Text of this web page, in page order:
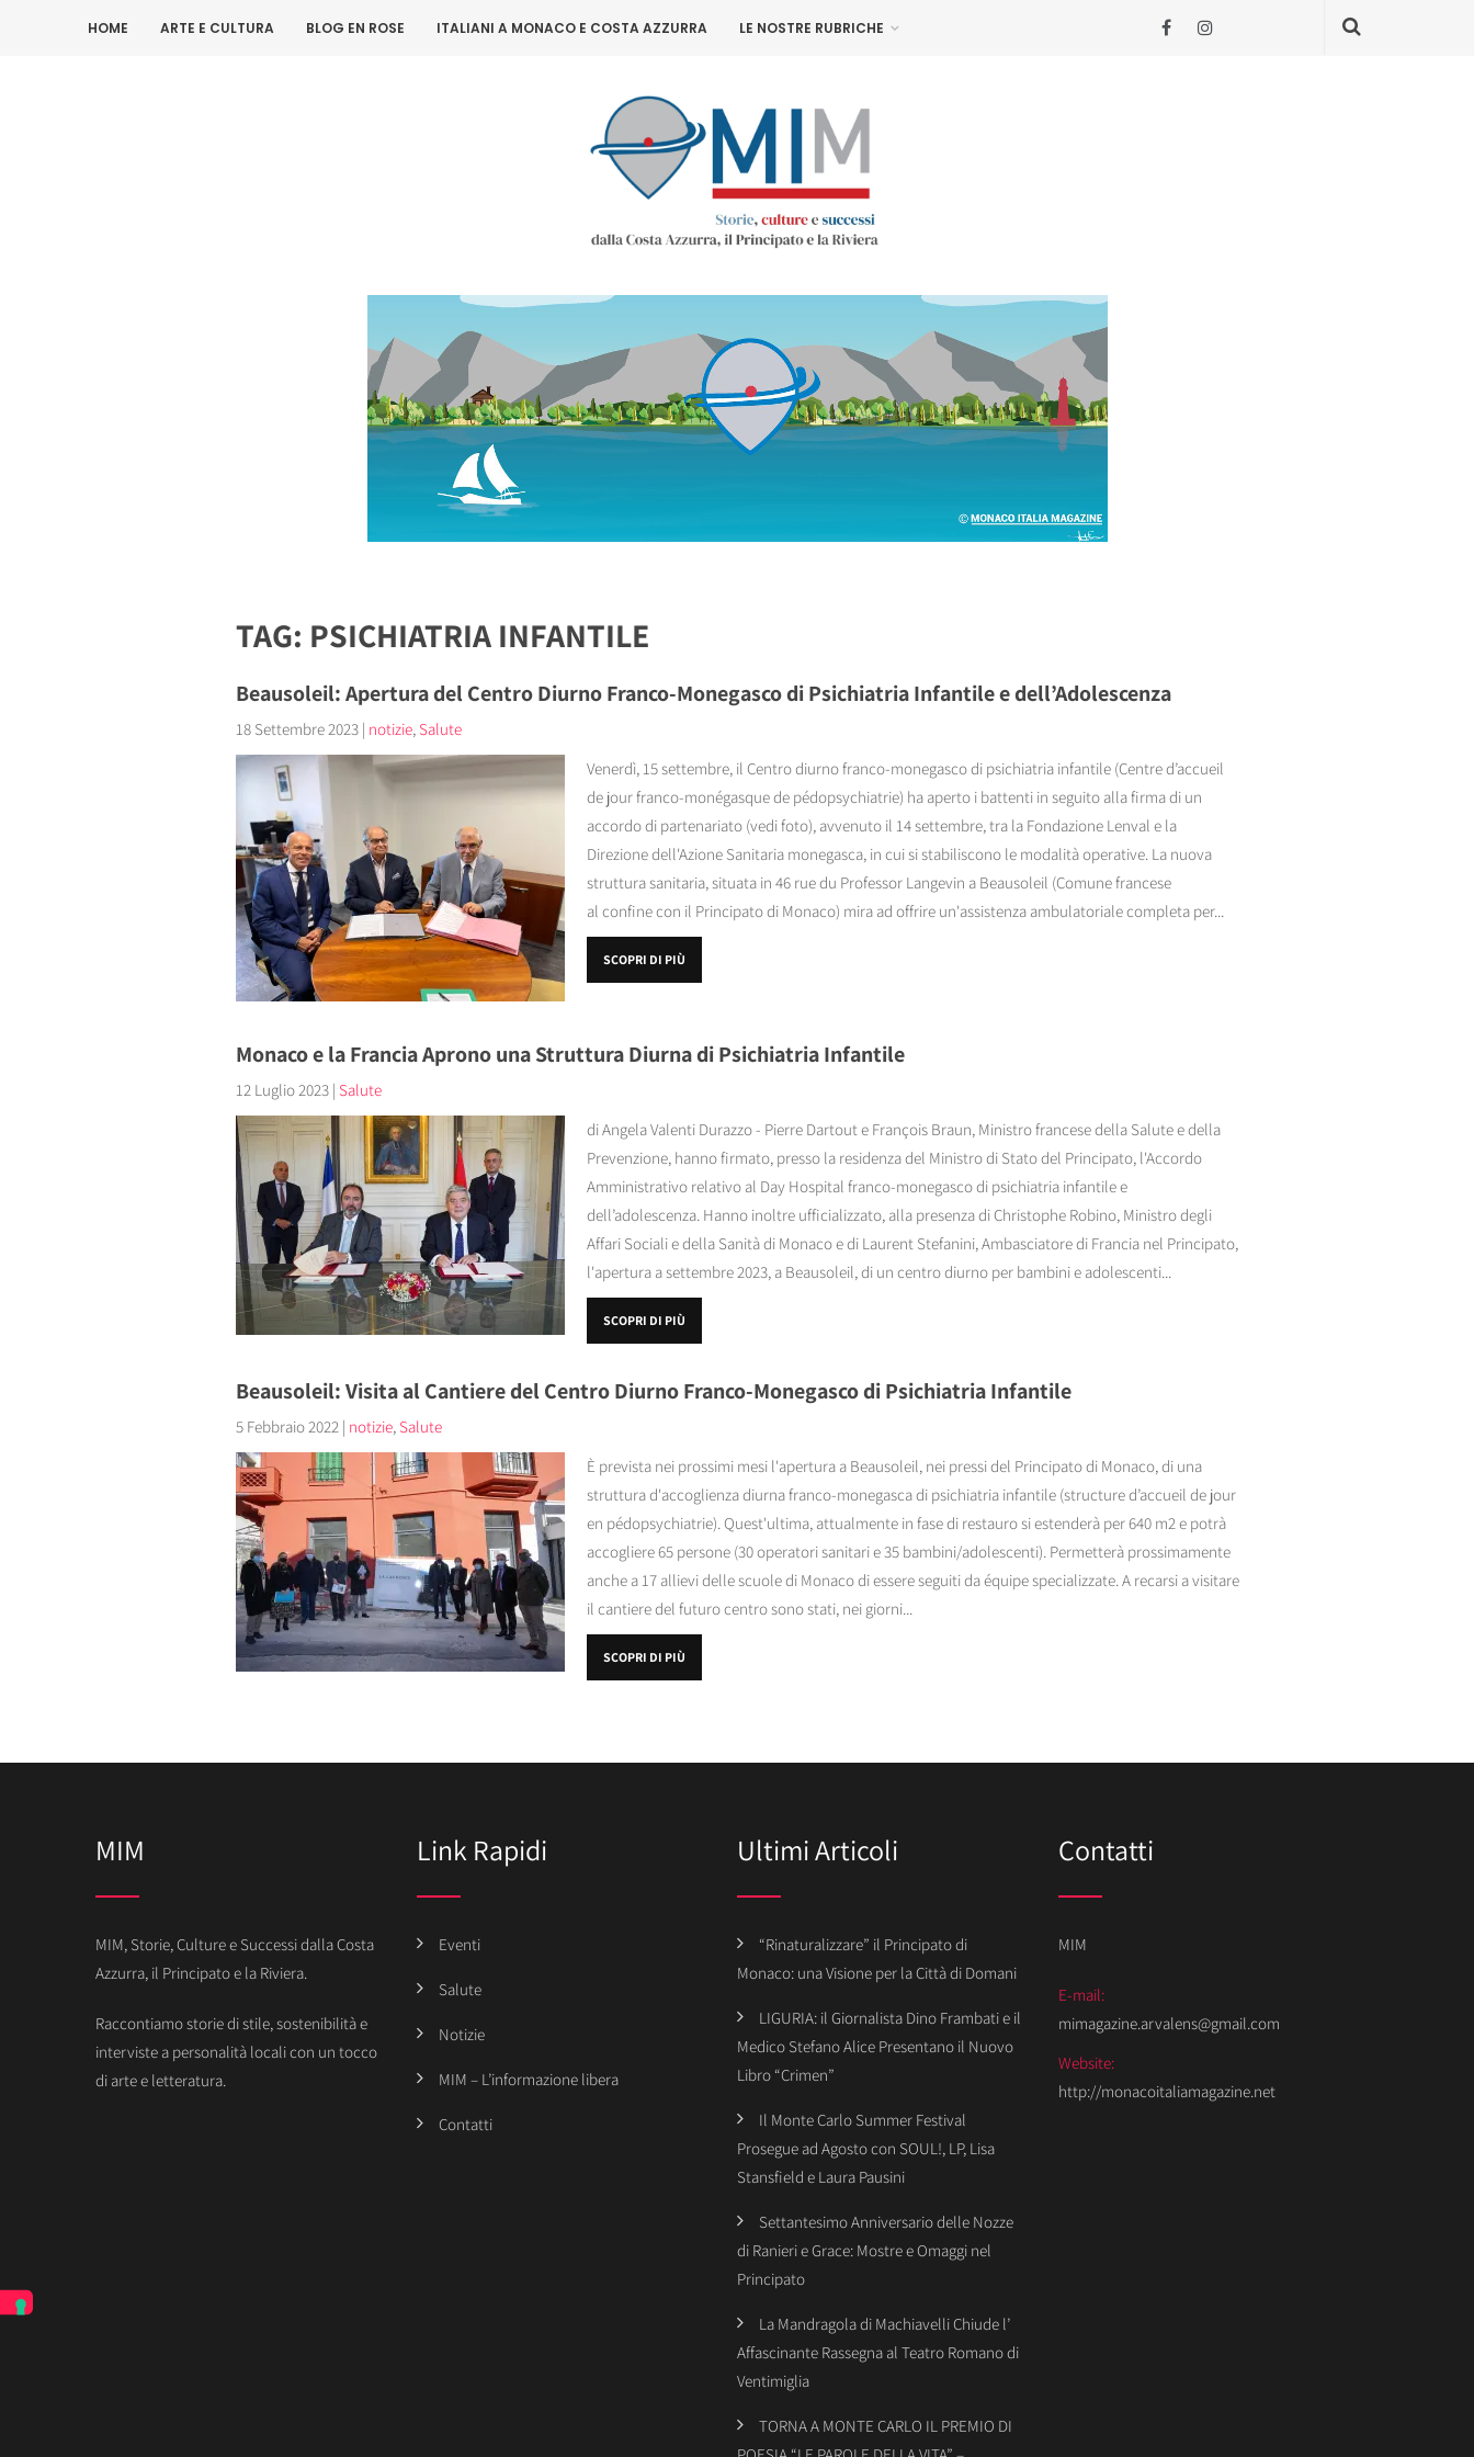
HOME ARTE E CULTURA BLOG EN ROSE ITALIANI A MONACO E COSTA AZZURRA LE NOSTRE RUBRICHE
TAG: PSICHIATRIA INFANTILE
Beausoleil: Apertura del Centro Diurno Franco-Monegasco di Psichiatria Infantile e dell’Adolescenza
18 Settembre 2023 | notizie, Salute
Venerdì, 15 settembre, il Centro diurno franco-monegasco di psichiatria infantile (Centre d’accueil
de jour franco-monégasque de pédopsychiatrie) ha aperto i battenti in seguito alla firma di un
accordo di partenariato (vedi foto), avvenuto il 14 settembre, tra la Fondazione Lenval e la
Direzione dell'Azione Sanitaria monegasca, in cui si stabiliscono le modalità operative. La nuova
struttura sanitaria, situata in 46 rue du Professor Langevin a Beausoleil (Comune francese
al confine con il Principato di Monaco) mira ad offrire un'assistenza ambulatoriale completa per...
SCOPRI DI PIÙ
Monaco e la Francia Aprono una Struttura Diurna di Psichiatria Infantile
12 Luglio 2023 | Salute
di Angela Valenti Durazzo - Pierre Dartout e François Braun, Ministro francese della Salute e della
Prevenzione, hanno firmato, presso la residenza del Ministro di Stato del Principato, l'Accordo
Amministrativo relativo al Day Hospital franco-monegasco di psichiatria infantile e
dell’adolescenza. Hanno inoltre ufficializzato, alla presenza di Christophe Robino, Ministro degli
Affari Sociali e della Sanità di Monaco e di Laurent Stefanini, Ambasciatore di Francia nel Principato,
l'apertura a settembre 2023, a Beausoleil, di un centro diurno per bambini e adolescenti...
SCOPRI DI PIÙ
Beausoleil: Visita al Cantiere del Centro Diurno Franco-Monegasco di Psichiatria Infantile
5 Febbraio 2022 | notizie, Salute
È prevista nei prossimi mesi l'apertura a Beausoleil, nei pressi del Principato di Monaco, di una
struttura d'accoglienza diurna franco-monegasca di psichiatria infantile (structure d’accueil de jour
en pédopsychiatrie). Quest'ultima, attualmente in fase di restauro si estenderà per 640 m2 e potrà
accogliere 65 persone (30 operatori sanitari e 35 bambini/adolescenti). Permetterà prossimamente
anche a 17 allievi delle scuole di Monaco di essere seguiti da équipe specializzate. A recarsi a visitare
il cantiere del futuro centro sono stati, nei giorni...
SCOPRI DI PIÙ
MIM
MIM, Storie, Culture e Successi dalla Costa
Azzurra, il Principato e la Riviera.
Raccontiamo storie di stile, sostenibilità e
interviste a personalità locali con un tocco
di arte e letteratura.
Link Rapidi
Eventi
Salute
Notizie
MIM – L’informazione libera
Contatti
Ultimi Articoli
“Rinaturalizzare” il Principato di
Monaco: una Visione per la Città di Domani
LIGURIA: il Giornalista Dino Frambati e il
Medico Stefano Alice Presentano il Nuovo
Libro “Crimen”
Il Monte Carlo Summer Festival
Prosegue ad Agosto con SOUL!, LP, Lisa
Stansfield e Laura Pausini
Settantesimo Anniversario delle Nozze
di Ranieri e Grace: Mostre e Omaggi nel
Principato
La Mandragola di Machiavelli Chiude l’
Affascinante Rassegna al Teatro Romano di
Ventimiglia
TORNA A MONTE CARLO IL PREMIO DI
Contatti
MIM
E-mail:
mimagazine.arvalens@gmail.com
Website:
http://monacoitaliamagazine.net